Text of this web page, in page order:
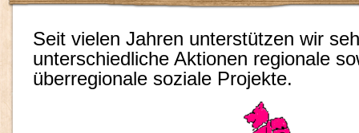
Seit vielen Jahren unterstützen wir
unterschiedliche Aktionen regionale
überregionale soziale Projekte.